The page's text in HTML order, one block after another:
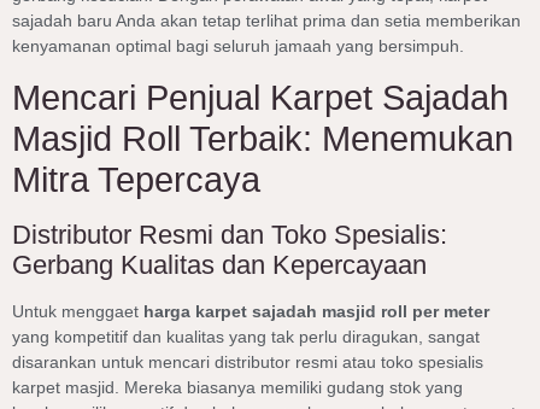
sajadah baru Anda akan tetap terlihat prima dan setia memberikan
kenyamanan optimal bagi seluruh jamaah yang bersimpuh.
Mencari Penjual Karpet Sajadah
Masjid Roll Terbaik: Menemukan
Mitra Tepercaya
Distributor Resmi dan Toko Spesialis:
Gerbang Kualitas dan Kepercayaan
Untuk menggaet harga karpet sajadah masjid roll per meter
yang kompetitif dan kualitas yang tak perlu diragukan, sangat
disarankan untuk mencari distributor resmi atau toko spesialis
karpet masjid. Mereka biasanya memiliki gudang stok yang